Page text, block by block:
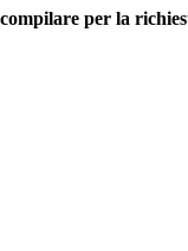
per la